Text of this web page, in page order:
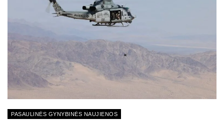
PASAULINĖS GYNYBINĖS NAUJIENOS